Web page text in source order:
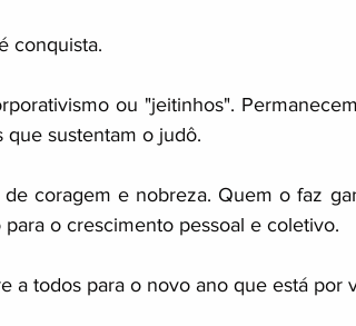
conquista.
ou "jeitinhos".
que sustentam o judô.
coragem e nobreza. Quem o faz
o crescimento pessoal e coletivo.
a todos para o novo ano que está por